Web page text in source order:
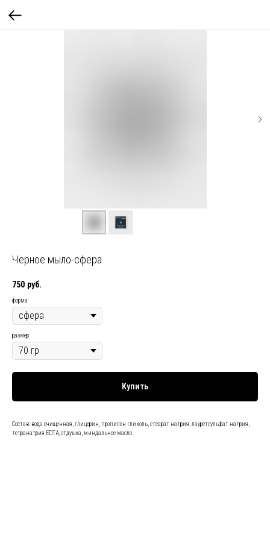
Черное мыло-сфера
750 руб.
форма
размер
Купить
Состав: вода очищенная, глицерин, пропилен гликоль, стеарат натрия, лауретсульфат натрия,
тетранатрия EDTA, отдушка, миндальное масло.